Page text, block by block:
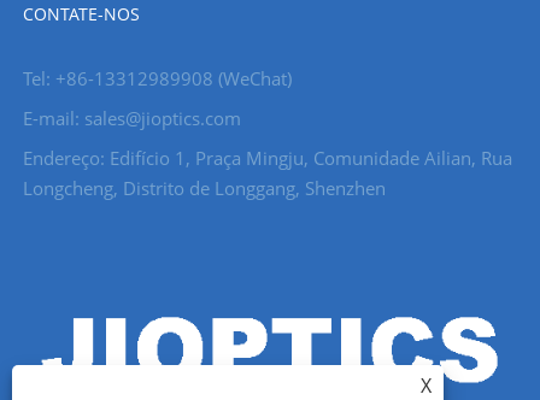
CONTATE-NOS
Tel: +86-13312989908 (WeChat)
E-mail: sales@jioptics.com
Endereço: Edifício 1, Praça Mingju, Comunidade Ailian, Rua
Longcheng, Distrito de Longgang, Shenzhen
X